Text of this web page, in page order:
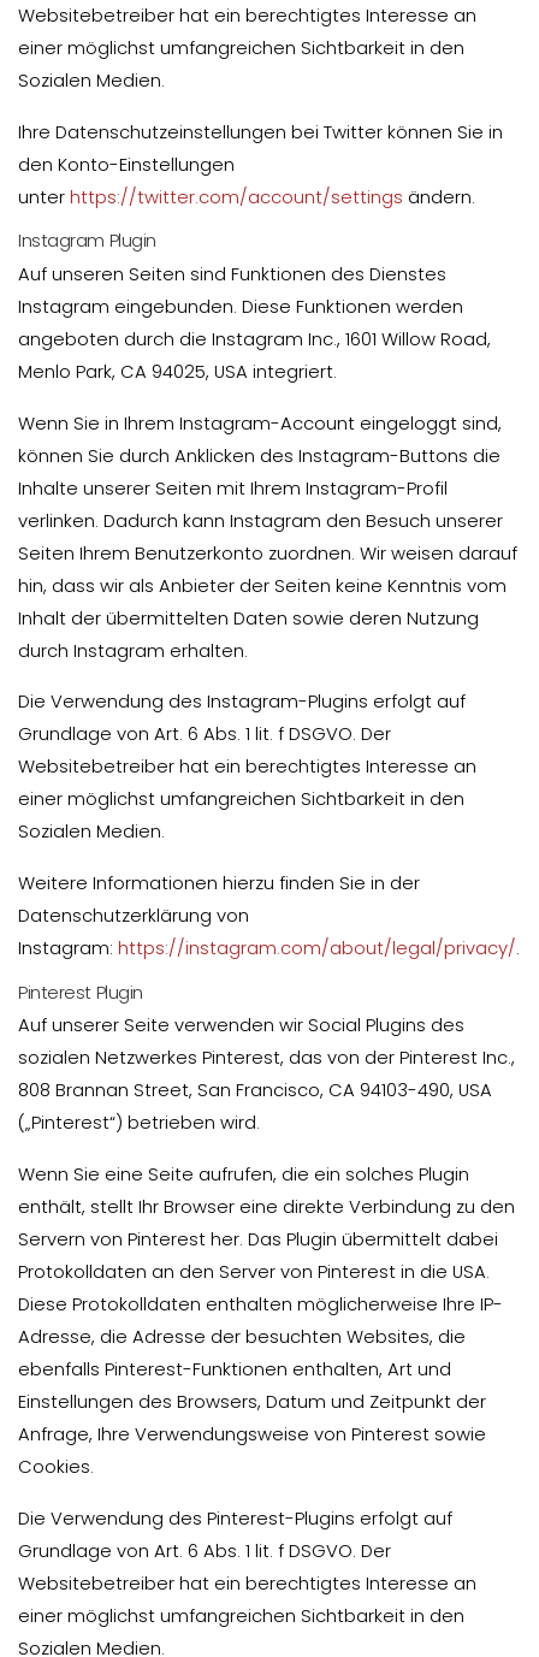
Websitebetreiber hat ein berechtigtes Interesse an
einer möglichst umfangreichen Sichtbarkeit in den
Sozialen Medien.
Ihre Datenschutzeinstellungen bei Twitter können Sie in
den Konto-Einstellungen
unterhttps://twitter.com/account/settings ändern.
Instagram Plugin
Auf unseren Seiten sind Funktionen des Dienstes
Instagram eingebunden. Diese Funktionen werden
angeboten durch die Instagram Inc., 1601 Willow Road,
Menlo Park, CA 94025, USA integriert.
Wenn Sie in Ihrem Instagram-Account eingeloggt sind,
können Sie durch Anklicken des Instagram-Buttons die
Inhalte unserer Seiten mit Ihrem Instagram-Profil
verlinken. Dadurch kann Instagram den Besuch unserer
Seiten Ihrem Benutzerkonto zuordnen. Wir weisen darauf
hin, dass wir als Anbieter der Seiten keine Kenntnis vom
Inhalt der übermittelten Daten sowie deren Nutzung
durch Instagram erhalten.
Die Verwendung des Instagram-Plugins erfolgt auf
Grundlage von Art. 6 Abs. 1 lit. f DSGVO. Der
Websitebetreiber hat ein berechtigtes Interesse an
einer möglichst umfangreichen Sichtbarkeit in den
Sozialen Medien.
Weitere Informationen hierzu finden Sie in der
Datenschutzerklärung von
Instagram: https://instagram.com/about/legal/privacy/.
Pinterest Plugin
Auf unserer Seite verwenden wir Social Plugins des
sozialen Netzwerkes Pinterest, das von der Pinterest Inc.,
808 Brannan Street, San Francisco, CA 94103-490, USA
(„Pinterest“) betrieben wird.
Wenn Sie eine Seite aufrufen, die ein solches Plugin
enthält, stellt Ihr Browser eine direkte Verbindung zu den
Servern von Pinterest her. Das Plugin übermittelt dabei
Protokolldaten an den Server von Pinterest in die USA.
Diese Protokolldaten enthalten möglicherweise Ihre IP-
Adresse, die Adresse der besuchten Websites, die
ebenfalls Pinterest-Funktionen enthalten, Art und
Einstellungen des Browsers, Datum und Zeitpunkt der
Anfrage, Ihre Verwendungsweise von Pinterest sowie
Cookies.
Die Verwendung des Pinterest-Plugins erfolgt auf
Grundlage von Art. 6 Abs. 1 lit. f DSGVO. Der
Websitebetreiber hat ein berechtigtes Interesse an
einer möglichst umfangreichen Sichtbarkeit in den
Sozialen Medien.